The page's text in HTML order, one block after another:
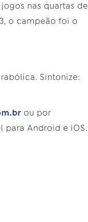
nas quartas de
o campeão foi o
Sintonize:
ou por
para Android e iOS.